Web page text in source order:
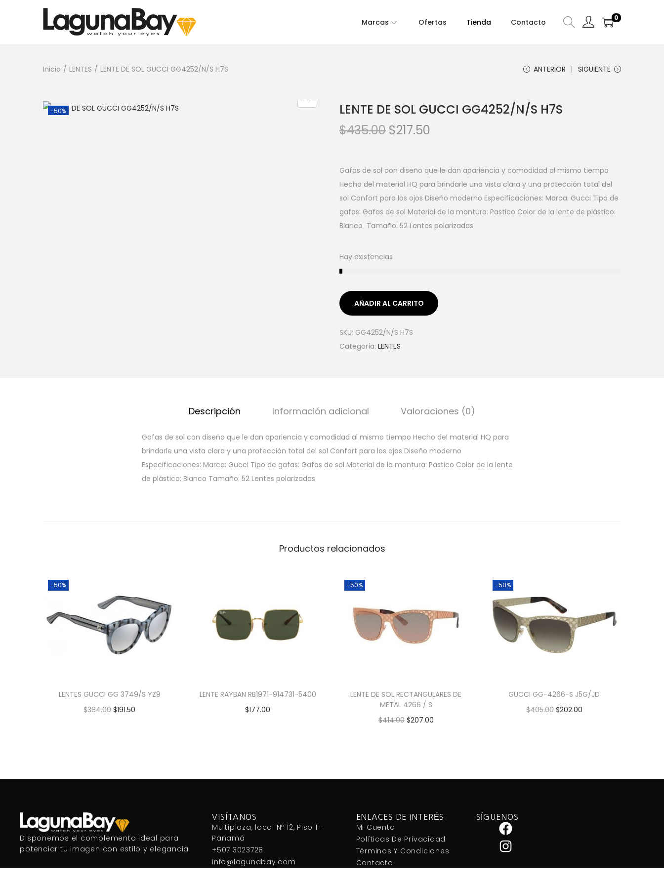
Marcas Ofertas Tienda Contacto 0
Inicio / LENTES / LENTE DE SOL GUCCI GG4252/N/S H7S ANTERIOR SIGUIENTE
-50%
LENTE DE SOL GUCCI GG4252/N/S H7S
$435.00 $217.50
Gafas de sol con diseño que le dan apariencia y comodidad al mismo tiempo
Hecho del material HQ para brindarle una vista clara y una protección total del
sol Confort para los ojos Diseño moderno Especificaciones: Marca: Gucci Tipo de
gafas: Gafas de sol Material de la montura: Pastico Color de la lente de plástico:
Blanco Tamaño: 52 Lentes polarizadas
Hay existencias
AÑADIR AL CARRITO
SKU: GG4252/N/S H7S
Categoría: LENTES
Descripción Información adicional Valoraciones (0)
Gafas de sol con diseño que le dan apariencia y comodidad al mismo tiempo Hecho del material HQ para
brindarle una vista clara y una protección total del sol Confort para los ojos Diseño moderno
Especificaciones: Marca: Gucci Tipo de gafas: Gafas de sol Material de la montura: Pastico Color de la lente
de plástico: Blanco Tamaño: 52 Lentes polarizadas
Productos relacionados
-50%
LENTES GUCCI GG 3749/S YZ9
$384.00 $191.50
LENTE RAYBAN RB1971-914731-5400
$177.00
-50%
LENTE DE SOL RECTANGULARES DE
METAL 4266 / S
$414.00 $207.00
-50%
GUCCI GG-4266-S J5G/JD
$405.00 $202.00
Disponemos el complemento ideal para
potenciar tu imagen con estilo y elegancia
VISÍTANOS
Multiplaza, local Nº 12, Piso 1 -
Panamá
+507 3023728
info@lagunabay.com
ENLACES DE INTERÉS
Mi Cuenta
Políticas De Privacidad
Términos Y Condiciones
Contacto
SÍGUENOS